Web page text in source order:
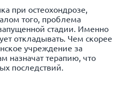
при остеохондрозе,
того, проблема
стадии. Именно
откладывать. Чем скорее
учреждение за
назначат терапию, что
последствий.